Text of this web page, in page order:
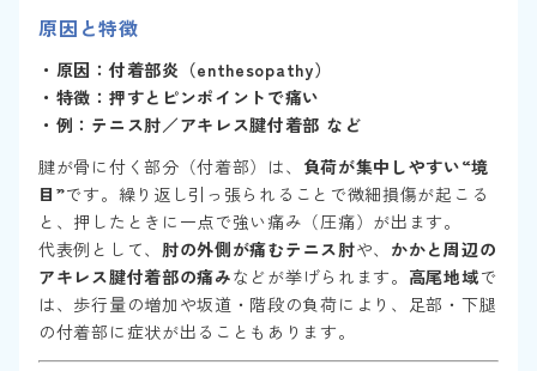
原因と特徴
・原因：付着部炎（enthesopathy）
・特徴：押すとピンポイントで痛い
・例：テニス肘／アキレス腱付着部 など
腱が骨に付く部分（付着部）は、 負荷が集中しやすい“境
目”です。繰り返し引っ張られることで微細損傷が起こる
と、押したときに一点で強い痛み（圧痛）が出ます。
代表例として、 肘の外側が痛むテニス肘や、 かかと周辺の
アキレス腱付着部の痛みなどが挙げられます。 高尾地域で
は、歩行量の増加や坂道・階段の負荷により、足部・下腿
の付着部に症状が出ることもあります。